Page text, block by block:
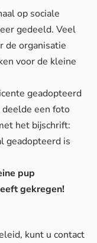
op sociale
gedeeld. Veel
de organisatie
voor de kleine
geadopteerd
deelde een foto
het bijschrift:
geadopteerd is
pup
gekregen!
kunt u contact